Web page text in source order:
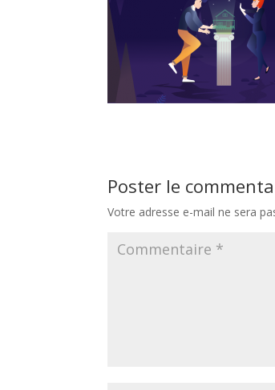
Poster le
Votre adresse e-mail ne sera